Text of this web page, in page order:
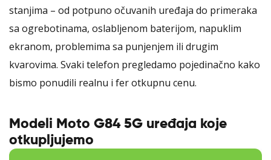
stanjima – od potpuno očuvanih uređaja do primeraka
sa ogrebotinama, oslabljenom baterijom, napuklim
ekranom, problemima sa punjenjem ili drugim
kvarovima. Svaki telefon pregledamo pojedinačno kako
bismo ponudili realnu i fer otkupnu cenu.
Modeli Moto G84 5G uređaja koje
otkupljujemo